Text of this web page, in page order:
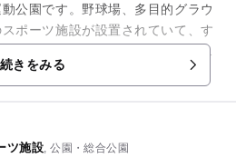
公園です。野球場、多目的グラウ
ポーツ施設が設置されていて、す
います。夢広場は芝生の広場にな
さ...
続きをみる
ツ施設, 公園・総合公園